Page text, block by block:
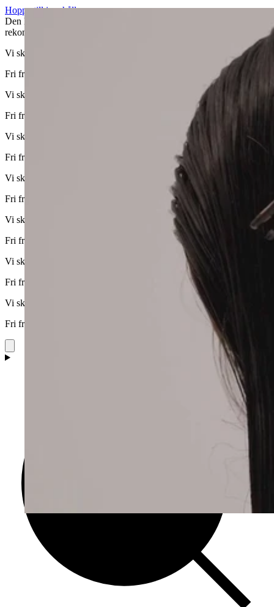
Hoppa till innehåll
Den här webbplatsen har begränsat stöd för din webbläsare. Vi
rekommenderar att du byter till Edge, Chrome, Safari eller Firefox.
Vi skickar till alla EU-länder
Fri frakt för köp över 500 kr. Leverans inom 3 dagar.
Vi skickar till alla EU-länder
Fri frakt för köp över 500 kr. Leverans inom 3 dagar.
Vi skickar till alla EU-länder
Fri frakt för köp över 500 kr. Leverans inom 3 dagar.
Vi skickar till alla EU-länder
Fri frakt för köp över 500 kr. Leverans inom 3 dagar.
Vi skickar till alla EU-länder
Fri frakt för köp över 500 kr. Leverans inom 3 dagar.
Vi skickar till alla EU-länder
Fri frakt för köp över 500 kr. Leverans inom 3 dagar.
Vi skickar till alla EU-länder
Fri frakt för köp över 500 kr. Leverans inom 3 dagar.